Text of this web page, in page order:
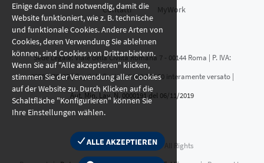
Contatti
MyWork
Sede Legale: Viale della Civiltà Romana 7 - 00144 Roma | P. IVA:
02507070205 | Capitale Sociale € 600.000,00 interamente versato |
Aut. Min. Lav. N. 0000191 del 06/11/2019
© Promec Work Spa2026 | All Rights
Einige davon sind notwendig, damit die
Website funktioniert, wie z. B. technische
und funktionale Cookies. Andere Arten von
Cookies, deren Verwendung Sie ablehnen
können, sind Cookies von Drittanbietern.
Wenn Sie auf "Alle akzeptieren" klicken,
stimmen Sie der Verwendung aller Cookies
auf der Website zu. Durch Klicken auf die
Schaltfläche "Konfigurieren" können Sie
Ihre Einstellungen wählen.
ALLE AKZEPTIEREN